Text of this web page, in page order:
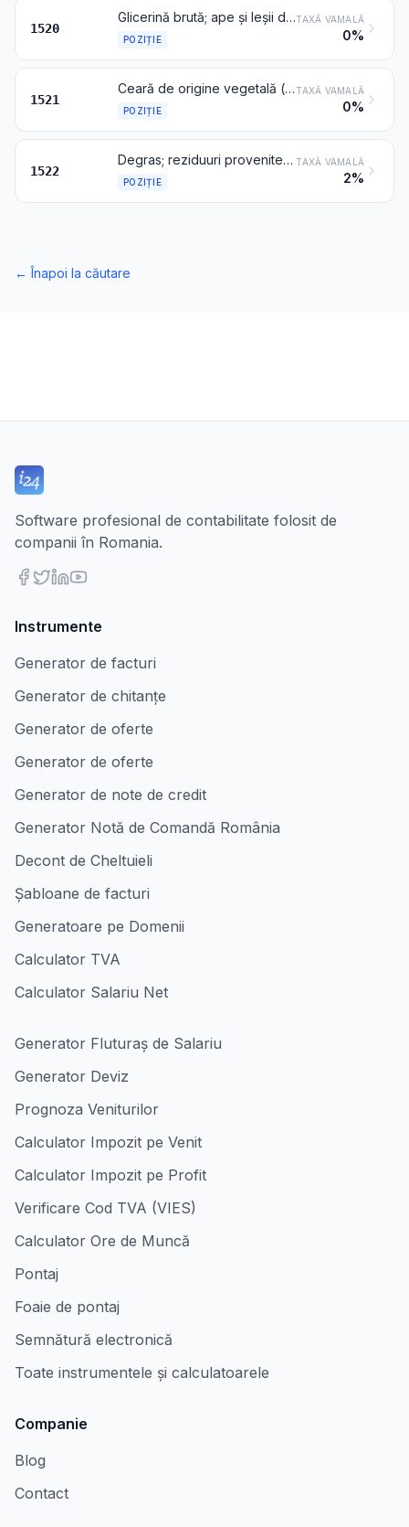
1520
Glicerină brută; ape și leșii de glicerină
POZIȚIE
TAXĂ VAMALĂ
0%
1521
Ceară de origine vegetală (alta decât trigliceridele), ceară de albine sau de alte insecte și spermanțet, chiar rafinată sau colorată
POZIȚIE
TAXĂ VAMALĂ
0%
1522
Degras; reziduuri provenite de la tratarea grăsimilor sau a cerii de origine animală sau vegetală
POZIȚIE
TAXĂ VAMALĂ
2%
←Înapoi la căutare
Software profesional de contabilitate folosit de
companii în Romania.
Instrumente
Generator de facturi
Generator de chitanțe
Generator de oferte
Generator de oferte
Generator de note de credit
Generator Notă de Comandă România
Decont de Cheltuieli
Șabloane de facturi
Generatoare pe Domenii
Calculator TVA
Calculator Salariu Net
Generator Fluturaș de Salariu
Generator Deviz
Prognoza Veniturilor
Calculator Impozit pe Venit
Calculator Impozit pe Profit
Verificare Cod TVA (VIES)
Calculator Ore de Muncă
Pontaj
Foaie de pontaj
Semnătură electronică
Toate instrumentele și calculatoarele
Companie
Blog
Contact